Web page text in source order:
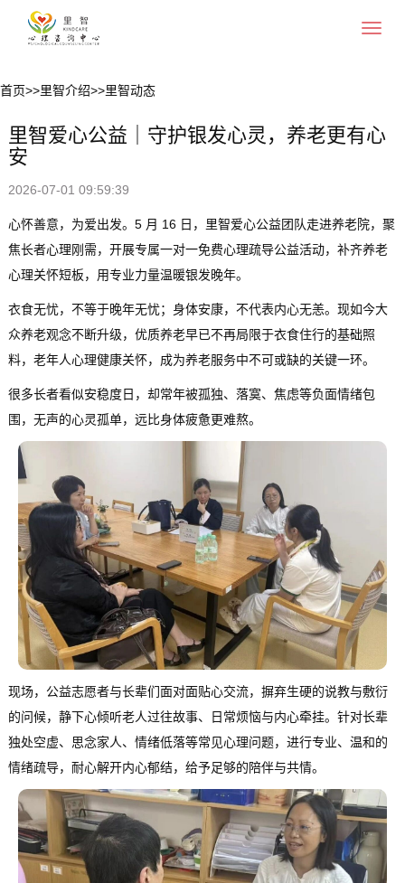
Toggle
首页>>里智介绍>>里智动态
里智爱心公益｜守护银发心灵，养老更有心
安
2026-07-01 09:59:39
心怀善意，为爱出发。5 月 16 日，里智爱心公益团队走进养老院，聚
焦长者心理刚需，开展专属一对一免费心理疏导公益活动，补齐养老
心理关怀短板，用专业力量温暖银发晚年。
衣食无忧，不等于晚年无忧；身体安康，不代表内心无恙。现如今大
众养老观念不断升级，优质养老早已不再局限于衣食住行的基础照
料，老年人心理健康关怀，成为养老服务中不可或缺的关键一环。
很多长者看似安稳度日，却常年被孤独、落寞、焦虑等负面情绪包
围，无声的心灵孤单，远比身体疲惫更难熬。
现场，公益志愿者与长辈们面对面贴心交流，摒弃生硬的说教与敷衍
的问候，静下心倾听老人过往故事、日常烦恼与内心牵挂。针对长辈
独处空虚、思念家人、情绪低落等常见心理问题，进行专业、温和的
情绪疏导，耐心解开内心郁结，给予足够的陪伴与共情。